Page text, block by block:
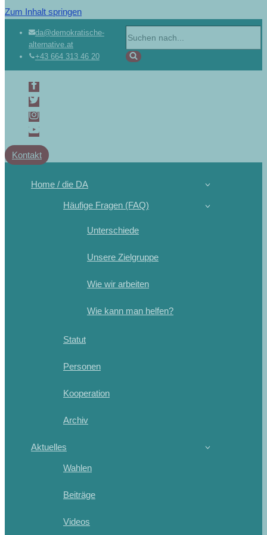
Zum Inhalt springen
da@demokratische-
alternative.at
+43 664 313 46 20
Kontakt
Home / die DA
Häufige Fragen (FAQ)
Unterschiede
Unsere Zielgruppe
Wie wir arbeiten
Wie kann man helfen?
Statut
Personen
Kooperation
Archiv
Aktuelles
Wahlen
Beiträge
Videos